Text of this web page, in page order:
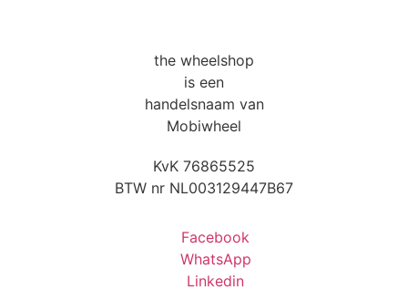
the wheelshop
is een
handelsnaam van
Mobiwheel
KvK 76865525
BTW nr NL003129447B67
Facebook
WhatsApp
Linkedin